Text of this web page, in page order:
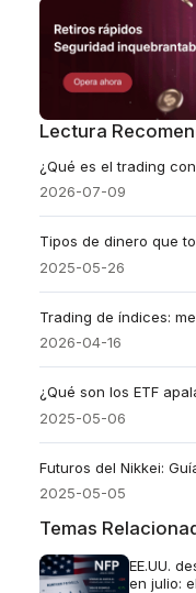
Lectura
2026-07-09
2025-05-26
2026-04-16
2025-05-06
2025-05-05
Temas
EE.UU.
en julio: